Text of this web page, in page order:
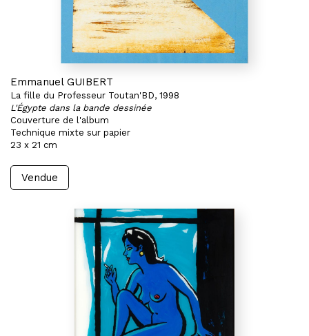
Emmanuel GUIBERT
La fille du Professeur Toutan'BD, 1998
L'Égypte dans la bande dessinée
Couverture de l'album
Technique mixte sur papier
23 x 21 cm
Vendue